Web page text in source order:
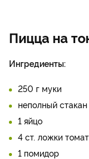
Пицца на
Ингредиенты:
250 г муки
неполный
1 яйцо
4 ст. ложки
1 помидор